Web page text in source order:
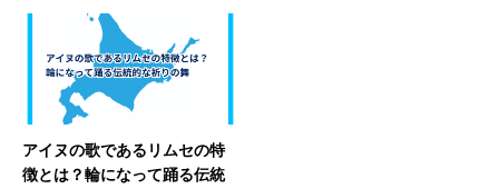
アイヌの歌であるリムセの特
徴とは？輪になって踊る伝統